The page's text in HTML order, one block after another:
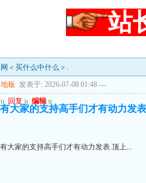
站
＜买什么中什么＞.
地板 发表于: 2026-07-08 01:48 ---
u 回复 u 编辑 u
有大家的支持高手们才有动力发
有大家的支持高手们才有动力发表.顶上...